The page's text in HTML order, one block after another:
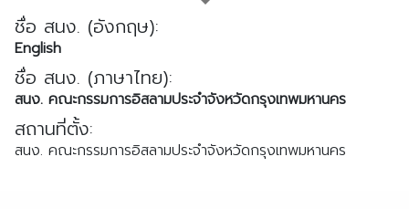
กรุงเทพมหานคร
ขอนแก่น
จันทบุรี
ชุมพร
ตรัง
ชื่อ สนง. (อังกฤษ):
English
ชื่อ สนง. (ภาษาไทย):
สนง. คณะกรรมการอิสลามประจำจังหวัดกรุงเทพมหานคร
สถานที่ตั้ง:
สนง. คณะกรรมการอิสลามประจำจังหวัดกรุงเทพมหานคร